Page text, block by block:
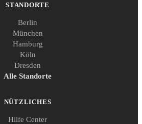
STANDORTE
Berlin
München
Hamburg
Köln
Dresden
Alle Standorte
NÜTZLICHES
Hilfe Center